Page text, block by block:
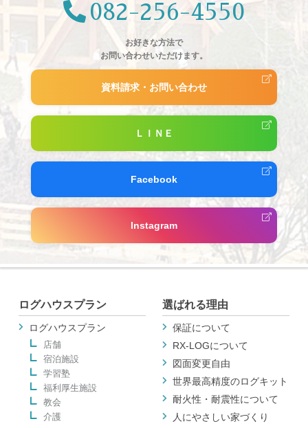
082-256-4550
お好きな方法で
お問い合わせいただけます。
資料請求・お問い合わせ
ＬＩＮＥ
Facebook
Instagram
ログハウスプラン
ログハウスプラン
店舗
宿泊施設
学習塾
福利厚生施設
教会
介護
選ばれる理由
保証について
RX-LOGについて
図面変更自由
世界最高精度のログキット
耐火性・耐震性について
人にやさしい家づくり